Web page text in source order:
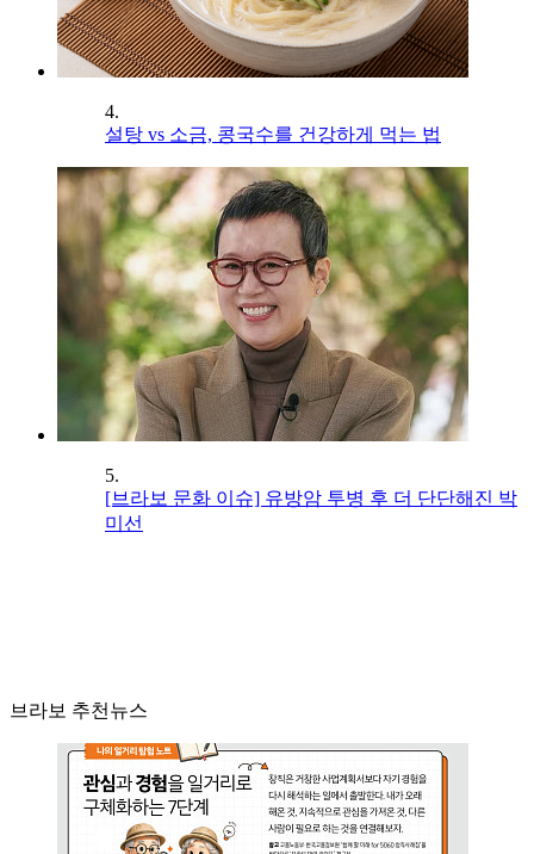
4.
설탕 vs 소금, 콩국수를 건강하게 먹는 법
5.
[브라보 문화 이슈] 유방암 투병 후 더 단단해진 박
미선
브라보 추천뉴스